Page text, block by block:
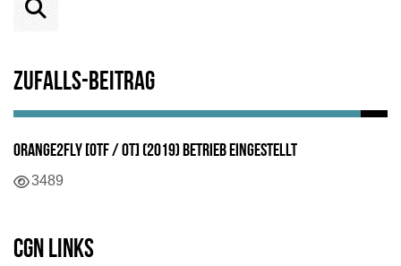
Zufalls-Beitrag
Orange2fly [OTF / OT] (2019) Betrieb eingestellt
Details
3489
CGN Links